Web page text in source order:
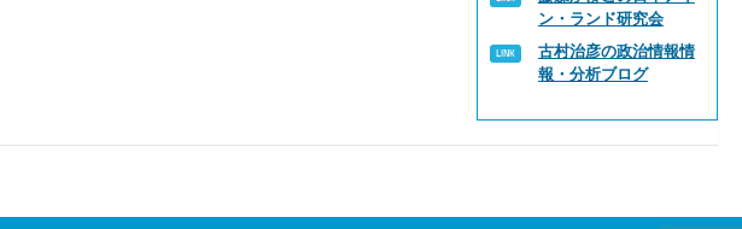
ン・ランド研究会
古村治彦の政治情報情
報・分析ブログ